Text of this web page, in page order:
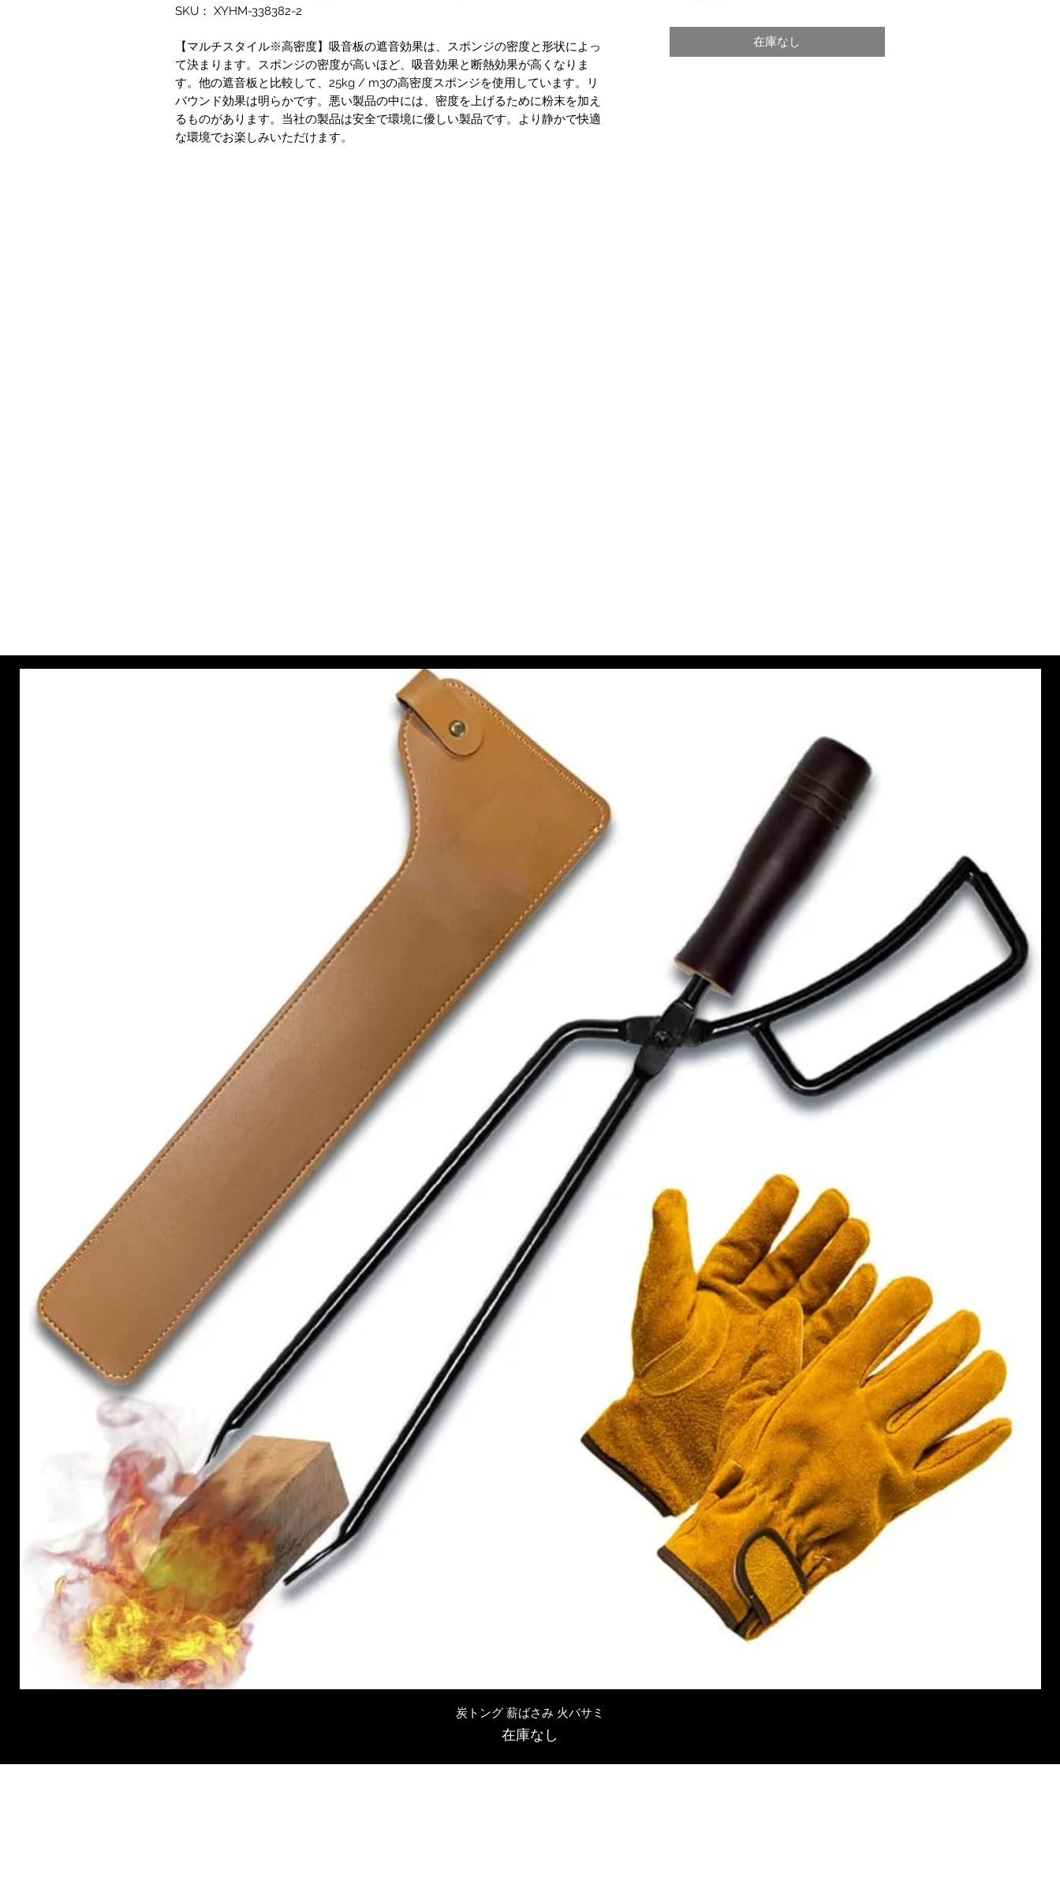
SKU： XYHM-338382-2
【マルチスタイル※高密度】吸音板の遮音効果は、スポンジの密度と形状によっ
て決まります。スポンジの密度が高いほど、吸音効果と断熱効果が高くなりま
す。他の遮音板と比較して、25kg / m3の高密度スポンジを使用しています。リ
バウンド効果は明ら​​かです。悪い製品の中には、密度を上げるために粉末を加え
るものがあります。当社の製品は安全で環境に優しい製品です。より静かで快適
な環境でお楽しみいただけます。
在庫なし
クイックビュー
炭トング 薪ばさみ 火バサミ
在庫なし